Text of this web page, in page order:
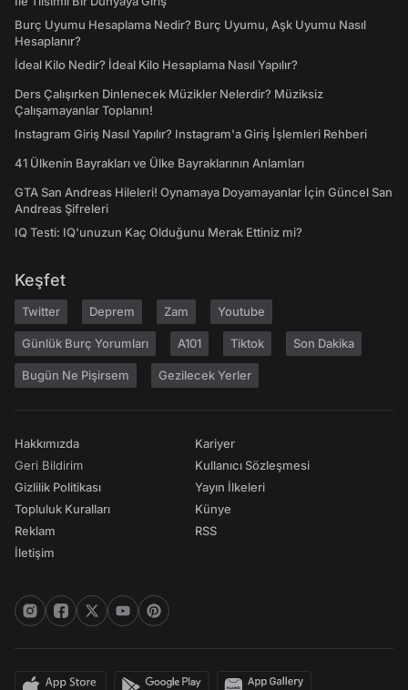
Burç Uyumu Hesaplama Nedir? Burç Uyumu, Aşk Uyumu Nasıl
Hesaplanır?
İdeal Kilo Nedir? İdeal Kilo Hesaplama Nasıl Yapılır?
Ders Çalışırken Dinlenecek Müzikler Nelerdir? Müziksiz
Çalışamayanlar Toplanın!
Instagram Giriş Nasıl Yapılır? Instagram'a Giriş İşlemleri Rehberi
41 Ülkenin Bayrakları ve Ülke Bayraklarının Anlamları
GTA San Andreas Hileleri! Oynamaya Doyamayanlar İçin Güncel San
Andreas Şifreleri
IQ Testi: IQ'unuzun Kaç Olduğunu Merak Ettiniz mi?
Keşfet
Twitter Deprem Zam Youtube
Günlük Burç Yorumları A101 Tiktok Son Dakika
Bugün Ne Pişirsem Gezilecek Yerler
Hakkımızda
Geri Bildirim
Gizlilik Politikası
Topluluk Kuralları
Reklam
İletişim
Kariyer
Kullanıcı Sözleşmesi
Yayın İlkeleri
Künye
RSS